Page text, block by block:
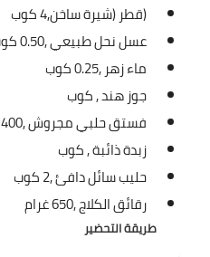
(قطر (شيرة ساخن,4 كوب
عسل نحل طبيعي ,0.50 كوب
ماء زهر ,0.25 كوب
جوز هند ,كوب
فستق حلبي مجروش ,400 غرام
زبدة ذائبة ,كوب
حليب سائل دافئ ,2 كوب
رقائق الكلاج ,650 غرام
طريقة التحضير